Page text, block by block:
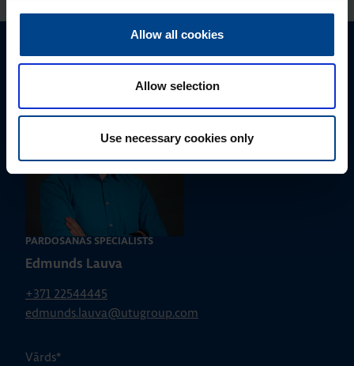
Allow all cookies
Allow selection
Use necessary cookies only
PĀRDOŠANAS SPECIĀLISTS
Edmunds Lauva
+371 22544445
edmunds.lauva@utugroup.com
Vārds*